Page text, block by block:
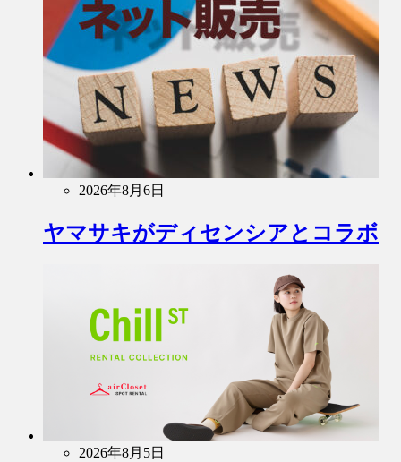
2026年8月6日
ヤマサキがディセンシアとコラボ
2026年8月5日